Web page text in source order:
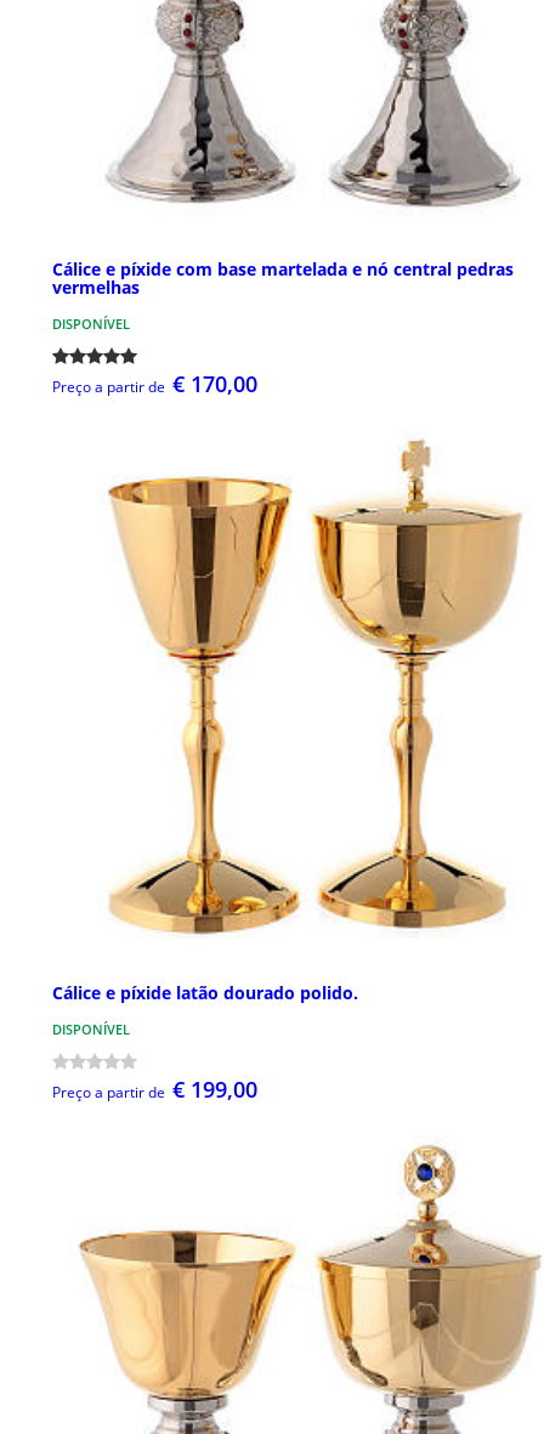
Cálice e píxide com base martelada e nó central pedras
vermelhas
DISPONÍVEL
Preço a partir de € 170,00
Cálice e píxide latão dourado polido.
DISPONÍVEL
Preço a partir de € 199,00